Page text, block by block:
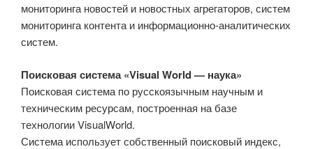
мониторинга новостей и новостных агрегаторов, систем
мониторинга контента и информационно-аналитических
систем.
Поисковая система «Visual World — наука»
Поисковая система по русскоязычным научным и
техническим ресурсам, построенная на базе
технологии VisualWorld.
Система использует собственный поисковый индекс,